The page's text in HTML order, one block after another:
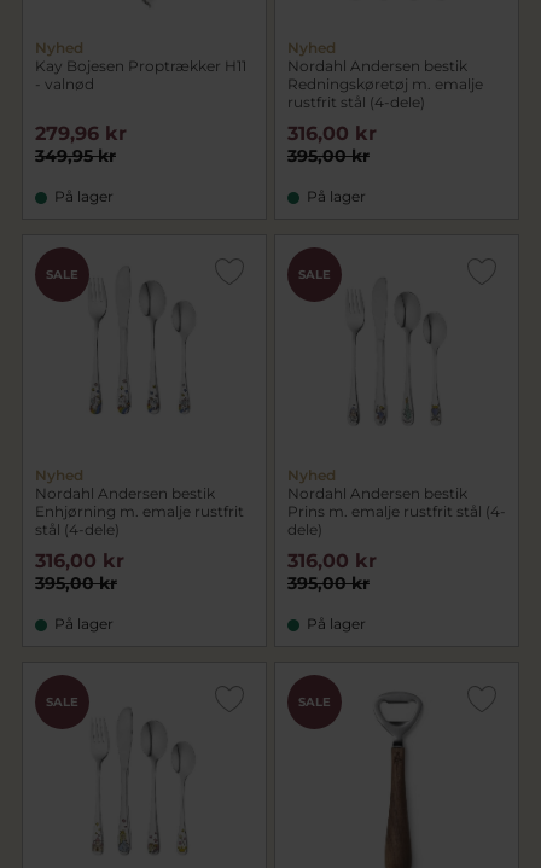
Nyhed
Kay Bojesen Proptrækker H11
- valnød
349,95 kr
279,96 kr
På lager
Nyhed
Nordahl Andersen bestik
Redningskøretøj m. emalje
rustfrit stål (4-dele)
395,00 kr
316,00 kr
På lager
SALE
Nyhed
Nordahl Andersen bestik
Enhjørning m. emalje rustfrit
stål (4-dele)
395,00 kr
316,00 kr
På lager
SALE
Nyhed
Nordahl Andersen bestik
Prins m. emalje rustfrit stål (4-
dele)
395,00 kr
316,00 kr
På lager
SALE SALE